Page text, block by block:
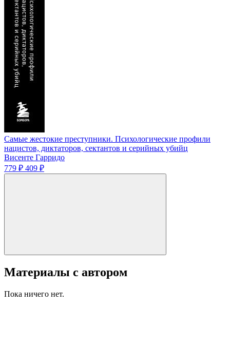
Самые жестокие преступники. Психологические профили
нацистов, диктаторов, сектантов и серийных убийц
Висенте Гарридо
779 ₽ 409 ₽
Материалы с автором
Пока ничего нет.